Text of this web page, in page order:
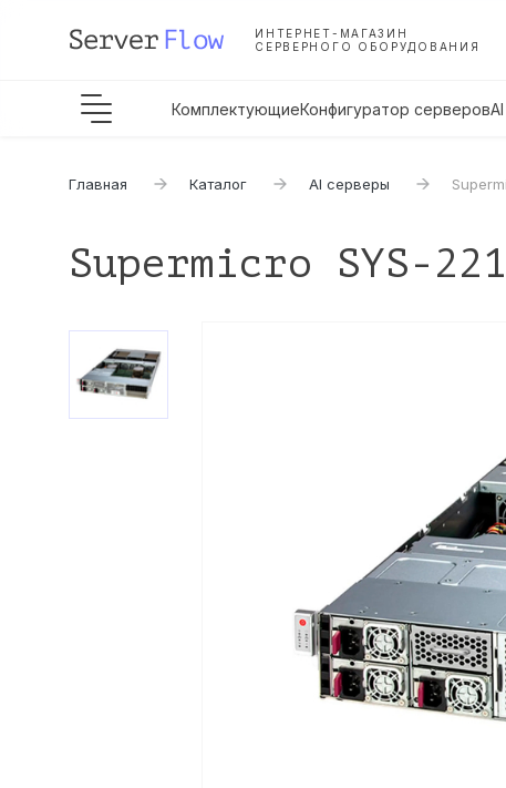
ИНТЕРНЕТ-МАГАЗИН
СЕРВЕРНОГО ОБОРУДОВАНИЯ
КомплектующиеКонфигуратор серверов
Главная Каталог AI серверы
Supermicro SYS-